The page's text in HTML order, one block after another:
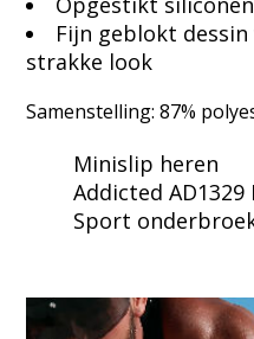
Fijn geblokt
strakke look
Samenstelling: 87%
Minislip heren
Addicted AD1329
Sport